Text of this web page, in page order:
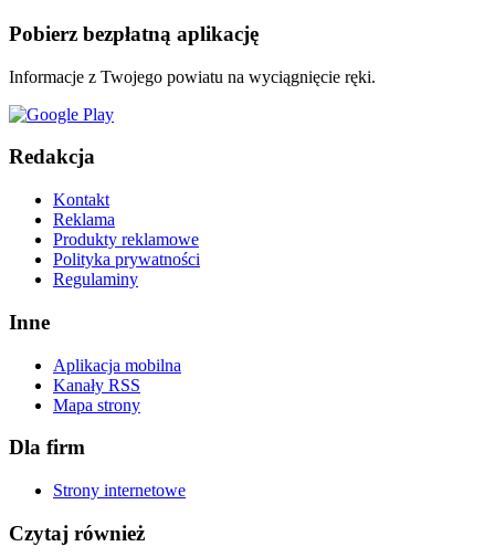
Pobierz bezpłatną aplikację
Informacje z Twojego powiatu na wyciągnięcie ręki.
Redakcja
Kontakt
Reklama
Produkty reklamowe
Polityka prywatności
Regulaminy
Inne
Aplikacja mobilna
Kanały RSS
Mapa strony
Dla firm
Strony internetowe
Czytaj również